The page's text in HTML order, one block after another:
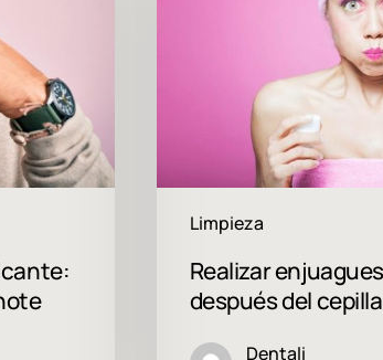
Limpieza
Realizar
después del
Dentali